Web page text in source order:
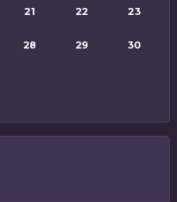
21 22 23
28 29 30